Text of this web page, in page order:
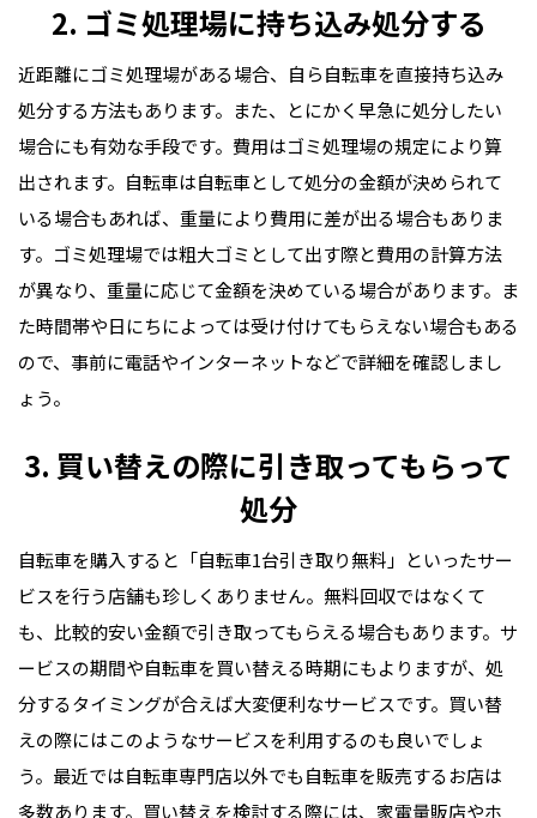
2. ゴミ処理場に持ち込み処分する
近距離にゴミ処理場がある場合、自ら自転車を直接持ち込み
処分する方法もあります。また、とにかく早急に処分したい
場合にも有効な手段です。費用はゴミ処理場の規定により算
出されます。自転車は自転車として処分の金額が決められて
いる場合もあれば、重量により費用に差が出る場合もありま
す。ゴミ処理場では粗大ゴミとして出す際と費用の計算方法
が異なり、重量に応じて金額を決めている場合があります。ま
た時間帯や日にちによっては受け付けてもらえない場合もある
ので、事前に電話やインターネットなどで詳細を確認しまし
ょう。
3. 買い替えの際に引き取ってもらって
処分
自転車を購入すると「自転車1台引き取り無料」といったサー
ビスを行う店舗も珍しくありません。無料回収ではなくて
も、比較的安い金額で引き取ってもらえる場合もあります。サ
ービスの期間や自転車を買い替える時期にもよりますが、処
分するタイミングが合えば大変便利なサービスです。買い替
えの際にはこのようなサービスを利用するのも良いでしょ
う。最近では自転車専門店以外でも自転車を販売するお店は
多数あります。買い替えを検討する際には、家電量販店やホ